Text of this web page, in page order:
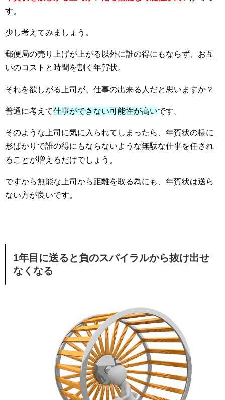
す。
少し考えてみましょう。
郵便局の売り上げが上がる以外に誰の得にもならず、お互
いのコストと時間を割く年賀状。
それを欲しがる上司が、仕事の出来る人だと思いますか？
普通に考えて仕事ができない可能性が高いです。
そのような上司に気に入られてしまったら、年賀状の様に
形ばかりで誰の得にもならないような無駄な仕事を任され
ることが増えるだけでしょう。
ですから無能な上司から距離を取る為にも、年賀状は送ら
ない方が良いです。
1年目に送ると負のスパイラルから抜け出せ
なくなる